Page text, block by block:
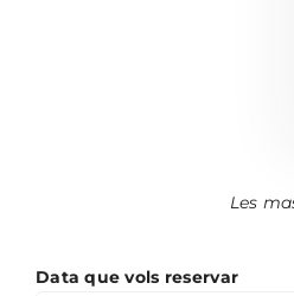
Les
Data que vols reservar